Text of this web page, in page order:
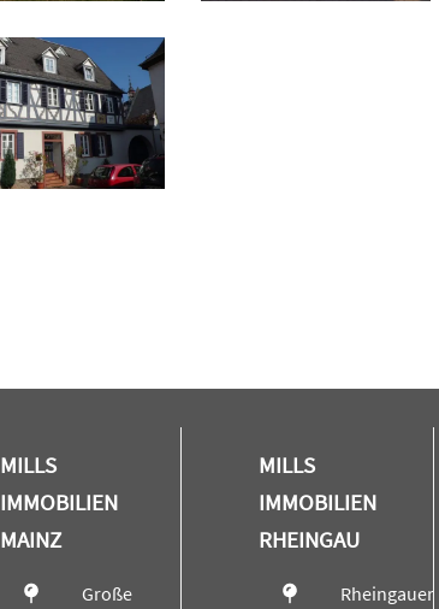
MILLS
IMMOBILIEN
MAINZ
Große
MILLS
IMMOBILIEN
RHEINGAU
Rheingauer